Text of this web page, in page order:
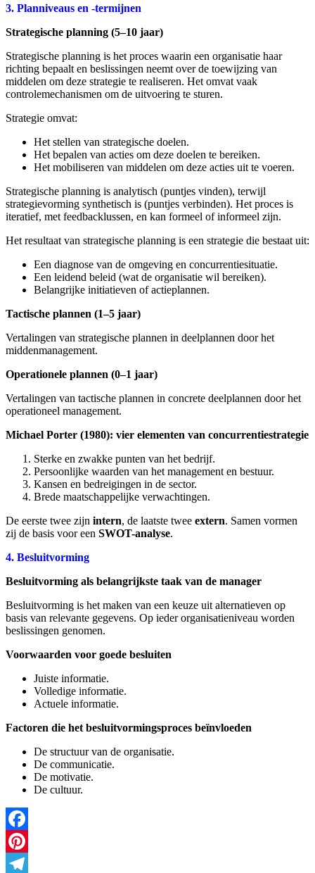
3. Planniveaus en -termijnen
Strategische planning (5–10 jaar)
Strategische planning is het proces waarin een organisatie haar
richting bepaalt en beslissingen neemt over de toewijzing van
middelen om deze strategie te realiseren. Het omvat vaak
controlemechanismen om de uitvoering te sturen.
Strategie omvat:
Het stellen van strategische doelen.
Het bepalen van acties om deze doelen te bereiken.
Het mobiliseren van middelen om deze acties uit te voeren.
Strategische planning is analytisch (puntjes vinden), terwijl
strategievorming synthetisch is (puntjes verbinden). Het proces is
iteratief, met feedbacklussen, en kan formeel of informeel zijn.
Het resultaat van strategische planning is een strategie die bestaat uit:
Een diagnose van de omgeving en concurrentiesituatie.
Een leidend beleid (wat de organisatie wil bereiken).
Belangrijke initiatieven of actieplannen.
Tactische plannen (1–5 jaar)
Vertalingen van strategische plannen in deelplannen door het
middenmanagement.
Operationele plannen (0–1 jaar)
Vertalingen van tactische plannen in concrete deelplannen door het
operationeel management.
Michael Porter (1980): vier elementen van concurrentiestrategie
Sterke en zwakke punten van het bedrijf.
Persoonlijke waarden van het management en bestuur.
Kansen en bedreigingen in de sector.
Brede maatschappelijke verwachtingen.
De eerste twee zijn intern, de laatste twee extern. Samen vormen
zij de basis voor een SWOT-analyse.
4. Besluitvorming
Besluitvorming als belangrijkste taak van de manager
Besluitvorming is het maken van een keuze uit alternatieven op
basis van relevante gegevens. Op ieder organisatieniveau worden
beslissingen genomen.
Voorwaarden voor goede besluiten
Juiste informatie.
Volledige informatie.
Actuele informatie.
Factoren die het besluitvormingsproces beïnvloeden
De structuur van de organisatie.
De communicatie.
De motivatie.
De cultuur.
Facebook
Pinterest